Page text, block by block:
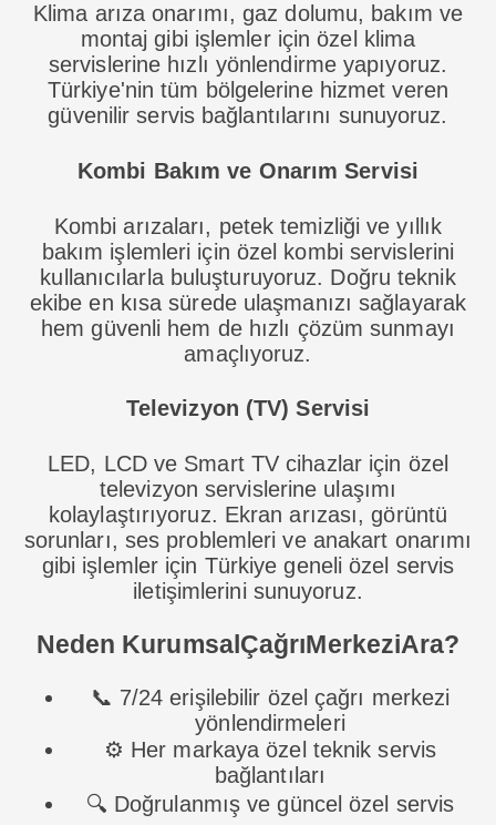
Klima arıza onarımı, gaz dolumu, bakım ve
montaj gibi işlemler için özel klima
servislerine hızlı yönlendirme yapıyoruz.
Türkiye'nin tüm bölgelerine hizmet veren
güvenilir servis bağlantılarını sunuyoruz.
Kombi Bakım ve Onarım Servisi
Kombi arızaları, petek temizliği ve yıllık
bakım işlemleri için özel kombi servislerini
kullanıcılarla buluşturuyoruz. Doğru teknik
ekibe en kısa sürede ulaşmanızı sağlayarak
hem güvenli hem de hızlı çözüm sunmayı
amaçlıyoruz.
Televizyon (TV) Servisi
LED, LCD ve Smart TV cihazlar için özel
televizyon servislerine ulaşımı
kolaylaştırıyoruz. Ekran arızası, görüntü
sorunları, ses problemleri ve anakart onarımı
gibi işlemler için Türkiye geneli özel servis
iletişimlerini sunuyoruz.
Neden KurumsalÇağrıMerkeziAra?
📞 7/24 erişilebilir özel çağrı merkezi
yönlendirmeleri
⚙️ Her markaya özel teknik servis
bağlantıları
🔍 Doğrulanmış ve güncel özel servis